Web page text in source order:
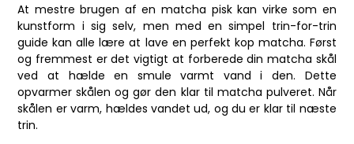
At mestre brugen af en matcha pisk kan virke som en
kunstform i sig selv, men med en simpel trin-for-trin
guide kan alle lære at lave en perfekt kop matcha. Først
og fremmest er det vigtigt at forberede din matcha skål
ved at hælde en smule varmt vand i den. Dette
opvarmer skålen og gør den klar til matcha pulveret. Når
skålen er varm, hældes vandet ud, og du er klar til næste
trin.